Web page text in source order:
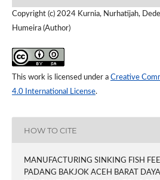
Copyright (c) 2024 Kurnia, Nurhatijah,
Humeira (Author)
This work is licensed under a Creative
4.0 International License.
HOW TO CITE
MANUFACTURING SINKING FISH
PADANG BAKJOK ACEH BARAT